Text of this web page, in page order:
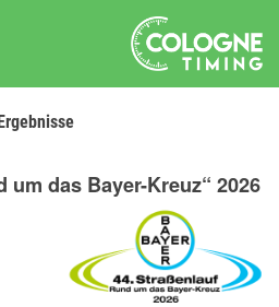
um das Bayer-Kreuz“ 2026